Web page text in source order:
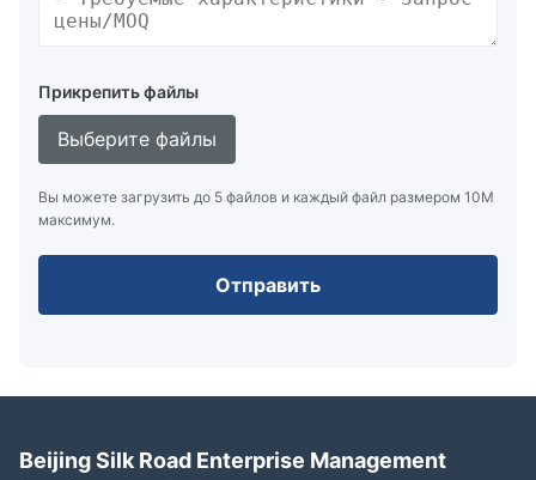
Прикрепить файлы
Выберите файлы
Вы можете загрузить до 5 файлов и каждый файл размером 10M
максимум.
Отправить
Beijing Silk Road Enterprise Management